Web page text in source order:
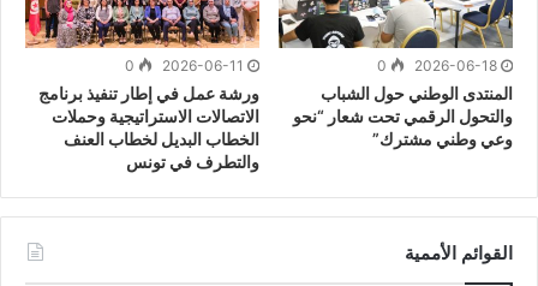
2026-06-18
0
المنتدى الوطني حول الشباب
والتحول الرقمي تحت شعار “نحو
وعي وطني مشترك”
2026-06-11
0
ورشة عمل في إطار تنفيذ برنامج
الاتصالات الاستراتيجية وحملات
الخطاب البديل لخطاب العنف
والتطرف في تونس
القوائم الأممية